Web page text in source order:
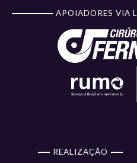
APOIADORES VIA
REALIZAÇÃO